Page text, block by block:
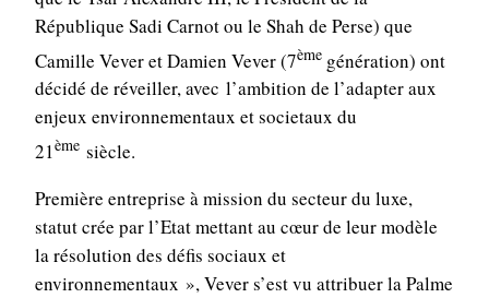
République Sadi Carnot ou le Shah de Perse) que
Camille Vever et Damien Vever (7èmegénération) ont
décidé de réveiller, avec l’ambition de l’adapter aux
enjeux environnementaux et societaux du
21èmesiècle.
Première entreprise à mission du secteur du luxe,
statut crée par l’Etat mettant au cœur de leur modèle
la résolution des défis sociaux et
environnementaux », Vever s’est vu attribuer la Palme